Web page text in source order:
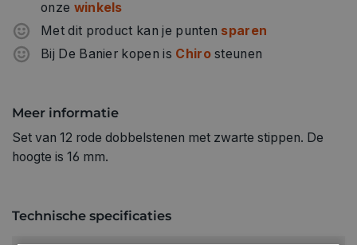
onze winkels
Met dit product kan je punten sparen
Bij De Banier kopen is Chirosteunen
Meer informatie
Set van 12 rode dobbelstenen met zwarte stippen. De
hoogte is 16 mm.
Technische specificaties